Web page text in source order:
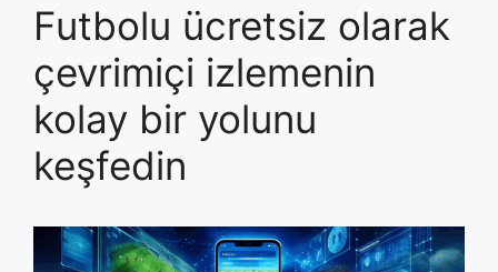
Futbolu ücretsiz olarak
çevrimiçi izlemenin
kolay bir yolunu
keşfedin